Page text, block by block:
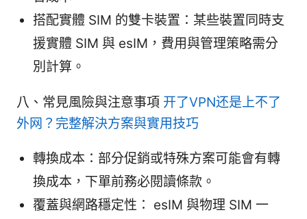
搭配實體 SIM 的雙卡裝置：某些裝置同時支
援實體 SIM 與 esIM，費用與管理策略需分
別計算。
八、常見風險與注意事項 开了VPN还是上不了
外网？完整解決方案與實用技巧
轉換成本：部分促銷或特殊方案可能會有轉
換成本，下單前務必閱讀條款。
覆蓋與網路穩定性： esIM 與物理 SIM 一